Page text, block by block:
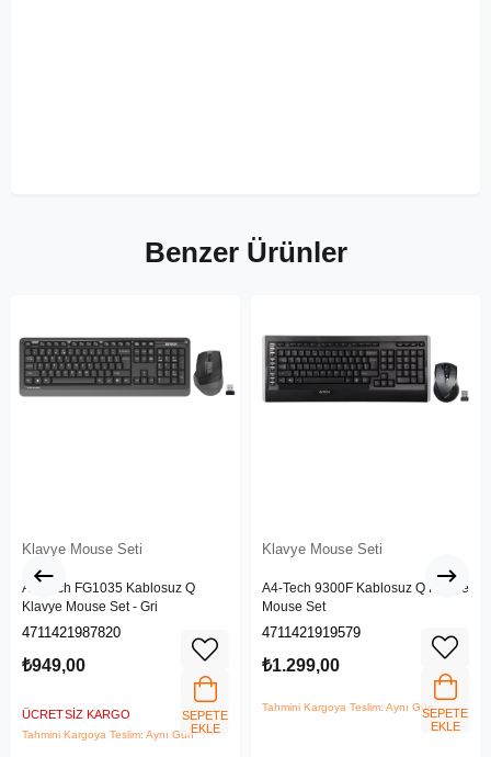
Benzer Ürünler
Klavye Mouse Seti
A4-Tech FG1035 Kablosuz Q
Klavye Mouse Set - Gri
4711421987820
₺949,00
ÜCRETSIZ KARGO
Tahmini Kargoya Teslim: Aynı Gün
SEPETE
EKLE
Klavye Mouse Seti
A4-Tech 9300F Kablosuz Q Klavye
Mouse Set
4711421919579
₺1.299,00
Tahmini Kargoya Teslim: Aynı GünSEPETE
EKLE